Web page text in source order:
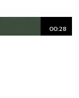
00:28